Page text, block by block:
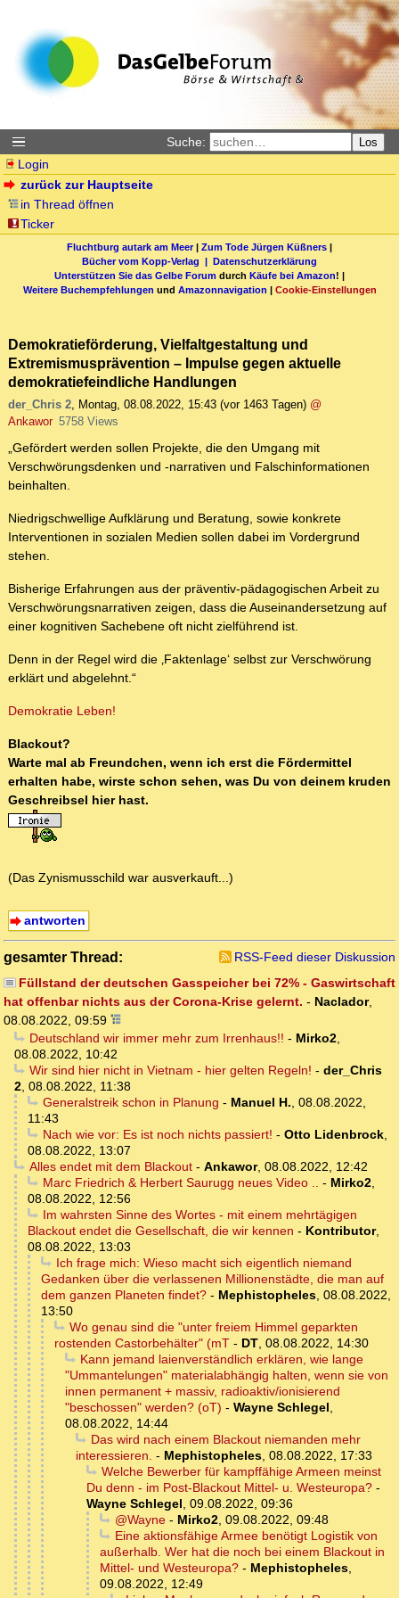
Suche: Los
Login
zurück zur Hauptseite
in Thread öffnen
Ticker
Fluchtburg autark am Meer| Zum Tode Jürgen Küßners |
Bücher vom Kopp-Verlag | Datenschutzerklärung
Unterstützen Sie das Gelbe Forum durch Käufe bei Amazon! |
Weitere Buchempfehlungen und Amazonnavigation | Cookie-Einstellungen
Demokratieförderung, Vielfaltgestaltung und
Extremismusprävention – Impulse gegen aktuelle
demokratiefeindliche Handlungen
der_Chris 2, Montag, 08.08.2022, 15:43 (vor 1463 Tagen) @
Ankawor 5758 Views
„Gefördert werden sollen Projekte, die den Umgang mit
Verschwörungsdenken und -narrativen und Falschinformationen
beinhalten.
Niedrigschwellige Aufklärung und Beratung, sowie konkrete
Interventionen in sozialen Medien sollen dabei im Vordergrund
stehen.
Bisherige Erfahrungen aus der präventiv-pädagogischen Arbeit zu
Verschwörungsnarrativen zeigen, dass die Auseinandersetzung auf
einer kognitiven Sachebene oft nicht zielführend ist.
Denn in der Regel wird die ‚Faktenlage‘ selbst zur Verschwörung
erklärt und abgelehnt.“
Demokratie Leben!
Blackout?
Warte mal ab Freundchen, wenn ich erst die Fördermittel
erhalten habe, wirste schon sehen, was Du von deinem kruden
Geschreibsel hier hast.
(Das Zynismusschild war ausverkauft...)
antworten
gesamter Thread:
RSS-Feed dieser Diskussion
Füllstand der deutschen Gasspeicher bei 72% - Gaswirtschaft
hat offenbar nichts aus der Corona-Krise gelernt. - Naclador,
08.08.2022, 09:59
Deutschland wir immer mehr zum Irrenhaus!! - Mirko2,
08.08.2022, 10:42
Wir sind hier nicht in Vietnam - hier gelten Regeln! - der_Chris
2, 08.08.2022, 11:38
Generalstreik schon in Planung - Manuel H., 08.08.2022,
11:43
Nach wie vor: Es ist noch nichts passiert! - Otto Lidenbrock,
08.08.2022, 13:07
Alles endet mit dem Blackout- Ankawor, 08.08.2022, 12:42
Marc Friedrich & Herbert Saurugg neues Video .. - Mirko2,
08.08.2022, 12:56
Im wahrsten Sinne des Wortes - mit einem mehrtägigen
Blackout endet die Gesellschaft, die wir kennen - Kontributor,
08.08.2022, 13:03
Ich frage mich: Wieso macht sich eigentlich niemand
Gedanken über die verlassenen Millionenstädte, die man auf
dem ganzen Planeten findet? - Mephistopheles, 08.08.2022,
13:50
Wo genau sind die "unter freiem Himmel geparkten
rostenden Castorbehälter" (mT - DT, 08.08.2022, 14:30
Kann jemand laienverständlich erklären, wie lange
"Ummantelungen" materialabhängig halten, wenn sie von
innen permanent + massiv, radioaktiv/ionisierend
"beschossen" werden? (oT) - Wayne Schlegel,
08.08.2022, 14:44
Das wird nach einem Blackout niemanden mehr
interessieren. - Mephistopheles, 08.08.2022, 17:33
Welche Bewerber für kampffähige Armeen meinst
Du denn - im Post-Blackout Mittel- u. Westeuropa? -
Wayne Schlegel, 09.08.2022, 09:36
@Wayne- Mirko2, 09.08.2022, 09:48
Eine aktionsfähige Armee benötigt Logistik von
außerhalb. Wer hat die noch bei einem Blackout in
Mittel- und Westeuropa? - Mephistopheles,
09.08.2022, 12:49